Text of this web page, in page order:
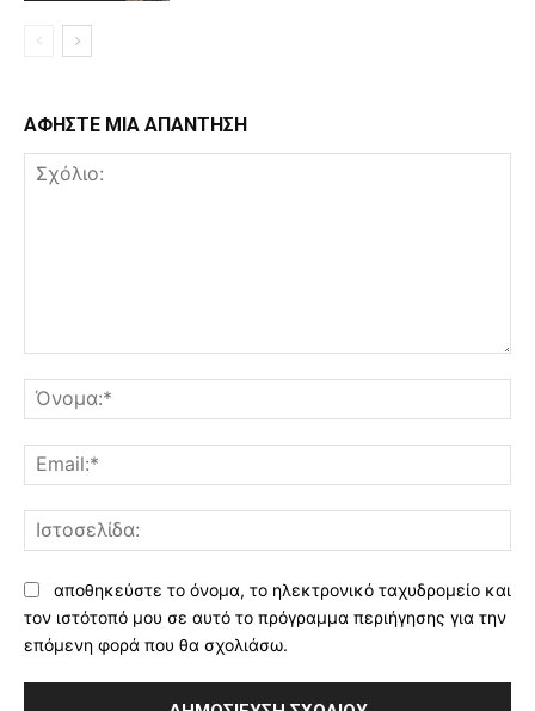
ΑΦΗΣΤΕ ΜΙΑ ΑΠΑΝΤΗΣΗ
αποθηκεύστε το όνομα, το ηλεκτρονικό ταχυδρομείο και
τον ιστότοπό μου σε αυτό το πρόγραμμα περιήγησης για την
επόμενη φορά που θα σχολιάσω.